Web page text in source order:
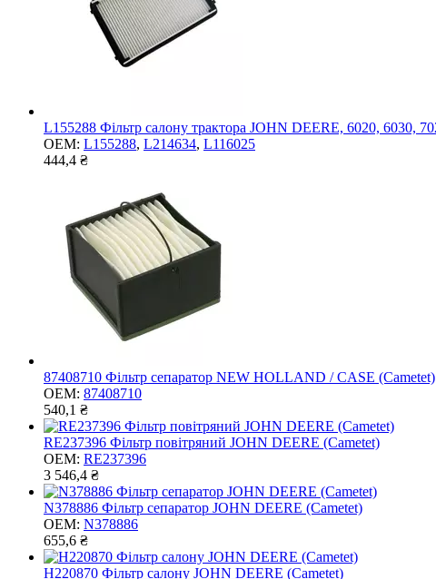
L155288 Фільтр салону трактора JOHN DEERE, 6020, 6030,
OEM: L155288, L214634, L116025
444,4 ₴
87408710 Фільтр сепаратор NEW HOLLAND / CASE (Cametet)
OEM: 87408710
540,1 ₴
RE237396 Фільтр повітряний JOHN DEERE (Cametet)
OEM: RE237396
3 546,4 ₴
N378886 Фільтр сепаратор JOHN DEERE (Cametet)
OEM: N378886
655,6 ₴
H220870 Фільтр салону JOHN DEERE (Cametet)